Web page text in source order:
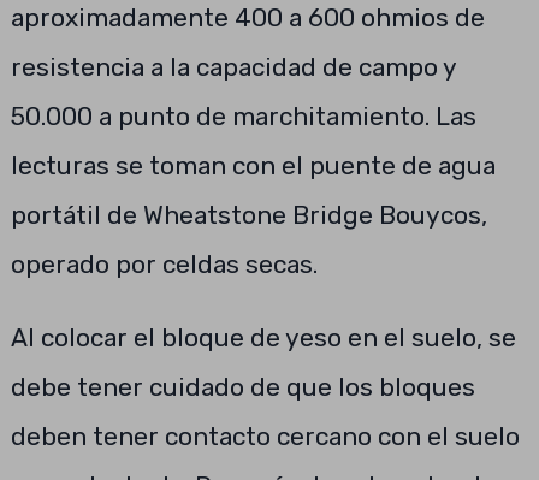
aproximadamente 400 a 600 ohmios de
resistencia a la capacidad de campo y
50.000 a punto de marchitamiento. Las
lecturas se toman con el puente de agua
portátil de Wheatstone Bridge Bouycos,
operado por celdas secas.
Al colocar el bloque de yeso en el suelo, se
debe tener cuidado de que los bloques
deben tener contacto cercano con el suelo